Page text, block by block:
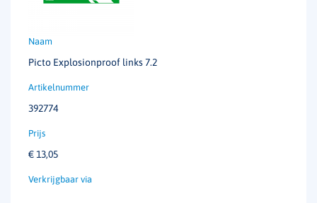
Picto Explosionproof links 7.2
392774
€13,05